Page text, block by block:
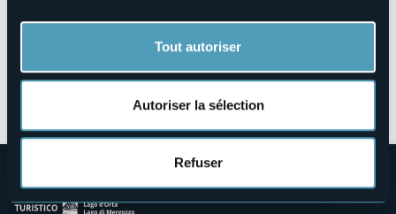
Tout autoriser
Autoriser la sélection
Refuser